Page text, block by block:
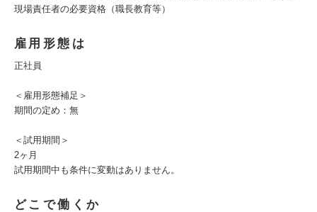
現場責任者の必要資格（職長教育等）
雇用形態は
正社員
＜雇用形態補足＞
期間の定め：無
＜試用期間＞
2ヶ月
試用期間中も条件に変動はありません。
どこで働くか